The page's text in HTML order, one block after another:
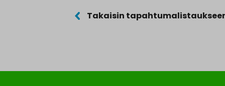
Takaisin